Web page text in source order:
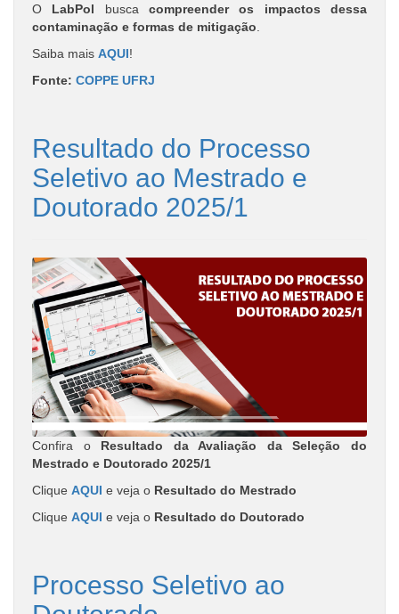
O LabPol buscacompreender os impactos dessa
contaminação e formas de mitigação
Saiba mais AQUI!
Fonte: COPPE UFRJ
Resultado do Processo
Seletivo ao Mestrado e
Doutorado 2025/1
Confira o Resultado da Avaliação da Seleção do
Mestrado e Doutorado 2025/1
Clique AQUI e veja o Resultado do Mestrado
Clique AQUI e veja o Resultado do Doutorado
Processo Seletivo ao